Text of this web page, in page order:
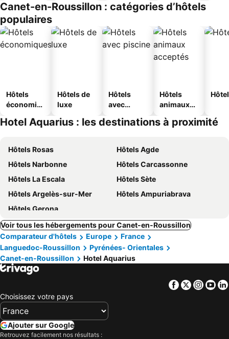
Canet-en-Roussillon : catégories d’hôtels
populaires
Hôtels
économiq
Hôtels de
luxe
Hôtels
avec
Hôtels
animaux
Hotel Aquarius : les destinations à proximité
Hôtels Rosas
Hôtels Agde
Hôtels Narbonne
Hôtels Carcassonne
Hôtels La Escala
Hôtels Sète
Hôtels Argelès-sur-Mer
Hôtels Ampuriabrava
Hôtels Gerona
Voir tous les hébergements pour Canet-en-Roussillon
Comparateur d'hôtels
Europe
France
Languedoc-Roussillon
Pyrénées- Orientales
Canet-en-Roussillon
Hotel Aquarius
Facebook
Twitter
Choisissez votre pays
Ajouter sur Google
Retrouvez facilement nos résultats :